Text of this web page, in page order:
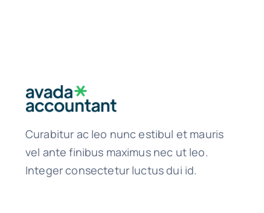
Curabitur ac leo nunc estibul et mauris
vel ante finibus maximus nec ut leo.
Integer consectetur luctus dui id.